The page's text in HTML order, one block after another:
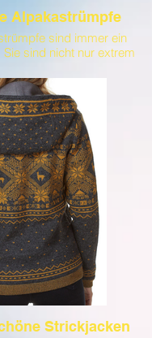
Alpakastrümpfe
sind immer ein
sind nicht nur extrem
Hingucker
Strickjacken